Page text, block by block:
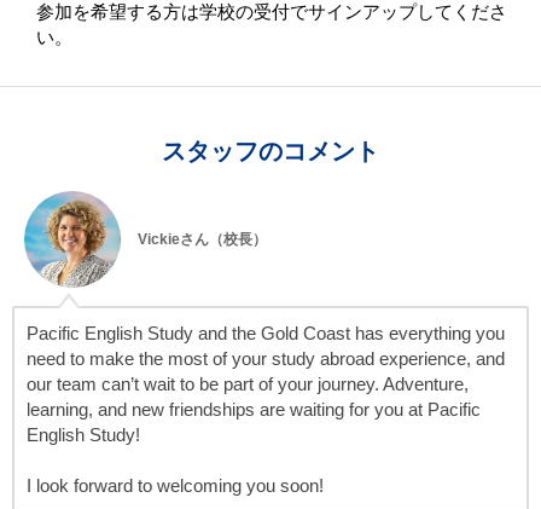
参加を希望する方は学校の受付でサインアップしてくださ
い。
スタッフのコメント
Vickieさん（校長）
Pacific English Study and the Gold Coast has everything you
need to make the most of your study abroad experience, and
our team can’t wait to be part of your journey. Adventure,
learning, and new friendships are waiting for you at Pacific
English Study!
I look forward to welcoming you soon!